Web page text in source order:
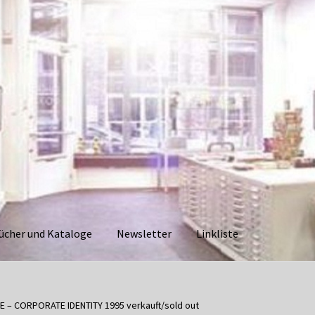
und Kataloge Newsletter Linkliste
– CORPORATE IDENTITY 1995 verkauft/sold out